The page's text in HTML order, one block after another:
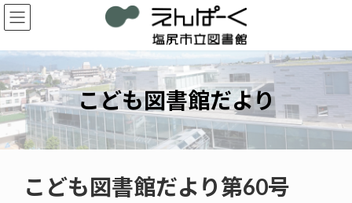
コ
ン
ン
ツ
へ
ス
キ
ッ
プ
ナ
ビ
ー
シ
ョ
ン
に
移
動
こども図書館だより
こども図書館だより第60号